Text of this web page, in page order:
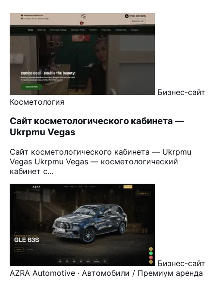
Бизнес-сайт
Косметология
Сайт косметологического кабинета —
Ukrpmu Vegas
Сайт косметологического кабинета — Ukrpmu
Vegas Ukrpmu Vegas — косметологический
кабинет с…
Бизнес-сайт
AZRA Automotive · Автомобили / Премиум аренда